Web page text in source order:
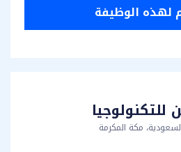
لهذه الوظيفة
لهذه الوظيفة
مكة المكرمة